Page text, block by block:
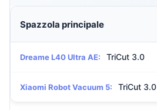
Spazzola principale
Dreame L40 Ultra AE: TriCut 3.0
Xiaomi Robot Vacuum 5: TriCut 3.0